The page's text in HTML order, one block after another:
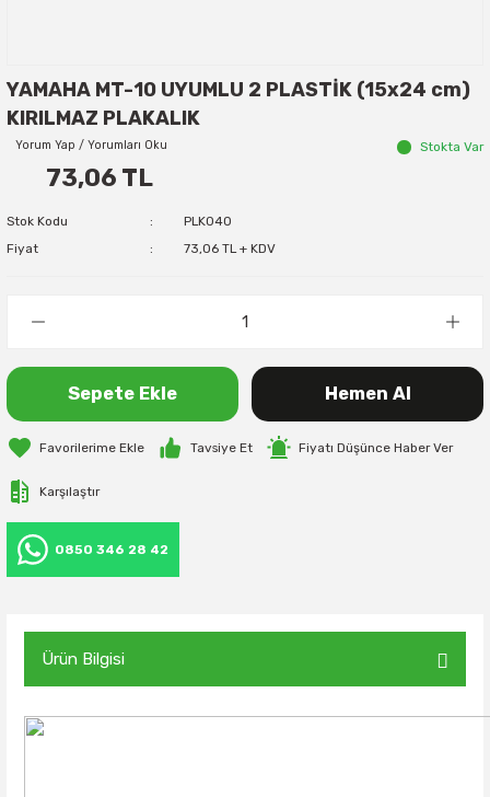
YAMAHA MT-10 UYUMLU 2 PLASTİK (15x24 cm)
KIRILMAZ PLAKALIK
Yorum Yap / Yorumları Oku Stokta Var
73,06 TL
Stok Kodu
PLK040
Fiyat
73,06 TL + KDV
Sepete Ekle Hemen Al
Tavsiye Et Fiyatı Düşünce Haber Ver
Karşılaştır
0850 346 28 42
Ürün Bilgisi